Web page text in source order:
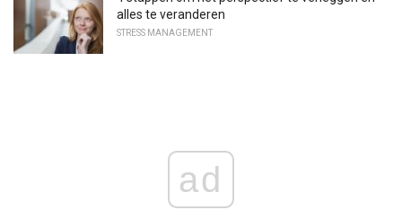
alles te veranderen
STRESS MANAGEMENT
ad